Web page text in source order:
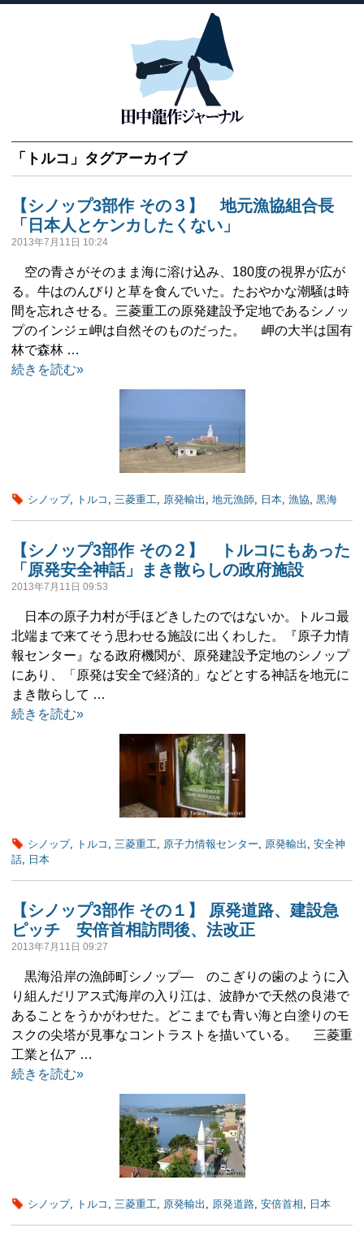
「 トルコ 」タグアーカイブ
【シノップ3部作 その３】 地元漁協組合長
「日本人とケンカしたくない」
2013年7月11日 10:24
空の青さがそのまま海に溶け込み、180度の視界が広が
る。牛はのんびりと草を食んでいた。たおやかな潮騒は時
間を忘れさせる。三菱重工の原発建設予定地であるシノッ
プのインジェ岬は自然そのものだった。 岬の大半は国有
林で森林 …
続きを読む»
シノップ, トルコ , 三菱重工, 原発輸出 , 地元漁師, 日本, 漁協, 黒海
【シノップ3部作 その２】 トルコにもあった
「原発安全神話」まき散らしの政府施設
2013年7月11日 09:53
日本の原子力村が手ほどきしたのではないか。トルコ最
北端まで来てそう思わせる施設に出くわした。『原子力情
報センター』なる政府機関が、原発建設予定地のシノップ
にあり、「原発は安全で経済的」などとする神話を地元に
まき散らして …
続きを読む»
シノップ, トルコ , 三菱重工, 原子力情報センター, 原発輸出 , 安全神
話, 日本
【シノップ3部作 その１】 原発道路、建設急
ピッチ 安倍首相訪問後、法改正
2013年7月11日 09:27
黒海沿岸の漁師町シノップ― のこぎりの歯のように入
り組んだリアス式海岸の入り江は、波静かで天然の良港で
あることをうかがわせた。どこまでも青い海と白塗りのモ
スクの尖塔が見事なコントラストを描いている。 三菱重
工業と仏ア …
続きを読む»
シノップ, トルコ , 三菱重工, 原発輸出 , 原発道路, 安倍首相, 日本